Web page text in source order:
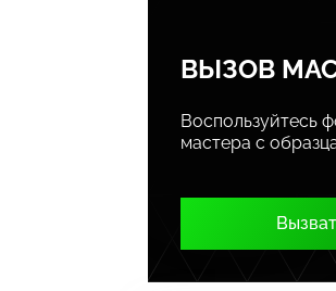
ВЫЗОВ
Воспользуйтесь
мастера с